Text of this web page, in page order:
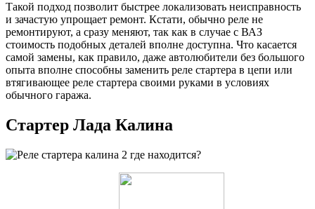
Такой подход позволит быстрее локализовать неисправность
и зачастую упрощает ремонт. Кстати, обычно реле не
ремонтируют, а сразу меняют, так как в случае с ВАЗ
стоимость подобных деталей вполне доступна. Что касается
самой замены, как правило, даже автолюбители без большого
опыта вполне способны заменить реле стартера в цепи или
втягивающее реле стартера своими руками в условиях
обычного гаража.
Стартер Лада Калина